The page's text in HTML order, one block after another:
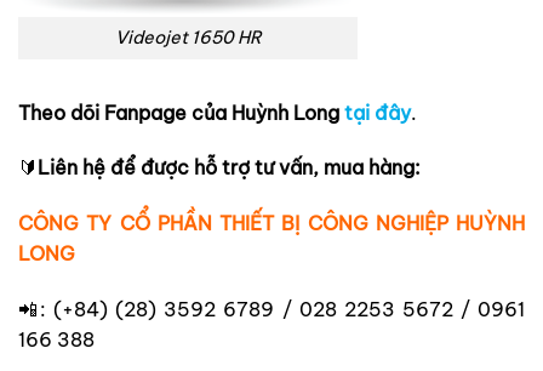
Videojet 1650 HR
Theo dõi Fanpage của Huỳnh Long tại đây.
🔰 Liên hệ để được hỗ trợ tư vấn, mua hàng:
CÔNG TY CỔ PHẦN THIẾT BỊ CÔNG NGHIỆP HUỲNH
LONG
📲: (+84) (28) 3592 6789 / 028 2253 5672 / 0961
166 388